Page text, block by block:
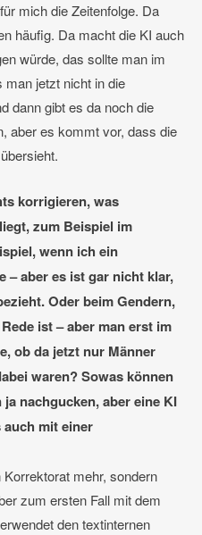
mich die Zeitenfolge. Da
häufig. Da macht die KI auch
würde, das sollte man im
jetzt nicht in die
dann gibt es da noch die
aber es kommt vor, dass die
korrigieren, was
zum Beispiel im
wenn ich ein
– aber es ist gar nicht klar,
Oder beim Gendern,
ist – aber man erst im
ob da jetzt nur Männer
waren? Sowas können
nachgucken, aber eine KI
mit einer
mehr, sondern
zum ersten Fall mit dem
den textinternen